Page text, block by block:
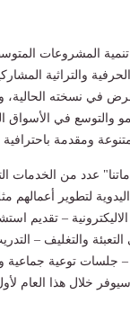
المشروعات
والتراثية
في نسخته الحالية،
والتوسع في الأسواق
ومقدمة
عدد من
لتطوير أعمالهم
– تقديم
والتغليف –
جلسات توعية جماعية